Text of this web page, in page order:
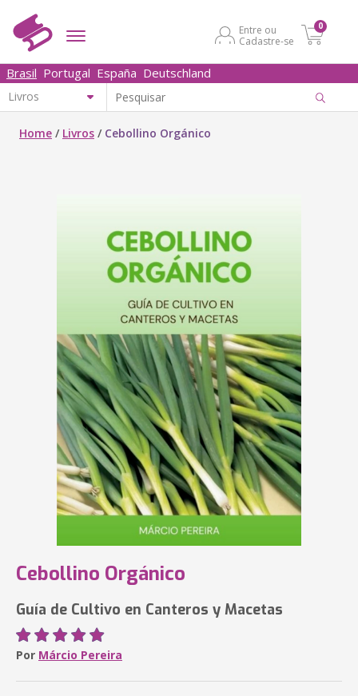
Entre ou
Cadastre-se
0
Brasil Portugal España Deutschland
Home / Livros / Cebollino Orgánico
Cebollino Orgánico
Guía de Cultivo en Canteros y Macetas
Por Márcio Pereira